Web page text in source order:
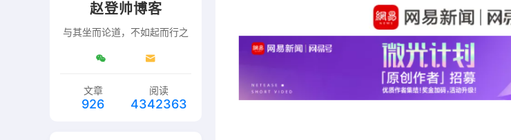
赵登帅博客
与其坐而论道，不如起而行之
文章
926
阅读
4342363